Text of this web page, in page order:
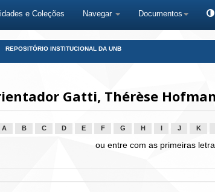
e Coleções Navegar Documentos
REPOSITÓRIO INSTITUCIONAL DA UNB
Gatti, Thérèse
A B C D E F G H J K
ou entre com as primeiras